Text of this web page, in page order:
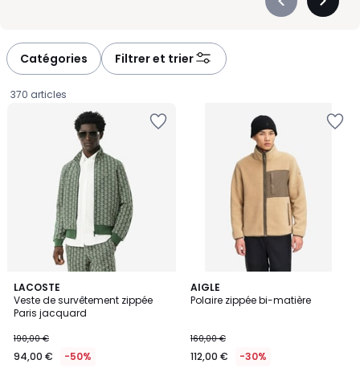
Précédent
Catégories Filtrer et trier
370 articles
LACOSTE
Veste de survêtement zippée
Paris jacquard
€
au
190,00 €
94,00 € -50%
AIGLE
Polaire zippée bi-matière
160,00 €
112,00 € -30%